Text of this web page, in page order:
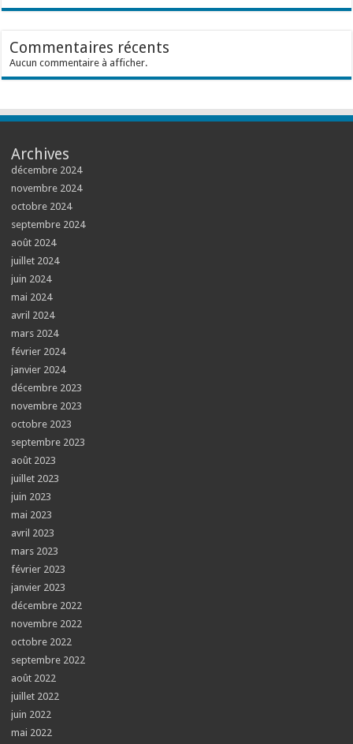
Commentaires récents
Aucun commentaire à afficher.
Archives
décembre 2024
novembre 2024
octobre 2024
septembre 2024
août 2024
juillet 2024
juin 2024
mai 2024
avril 2024
mars 2024
février 2024
janvier 2024
décembre 2023
novembre 2023
octobre 2023
septembre 2023
août 2023
juillet 2023
juin 2023
mai 2023
avril 2023
mars 2023
février 2023
janvier 2023
décembre 2022
novembre 2022
octobre 2022
septembre 2022
août 2022
juillet 2022
juin 2022
mai 2022